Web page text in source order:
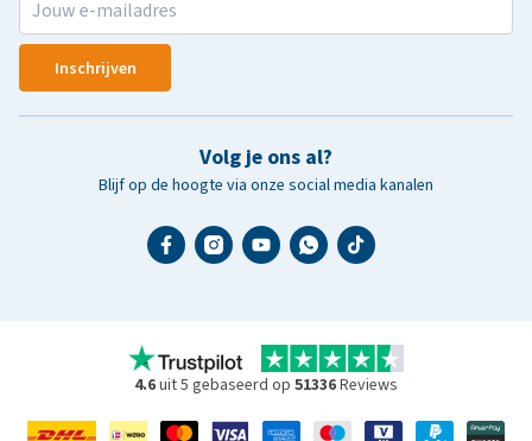
Inschrijven
Volg je ons al?
Blijf op de hoogte via onze social media kanalen
4.6uit 5 gebaseerd op 51336Reviews